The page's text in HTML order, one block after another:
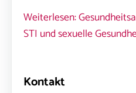
Weiterlesen:
STI und sexuelle
Kontakt